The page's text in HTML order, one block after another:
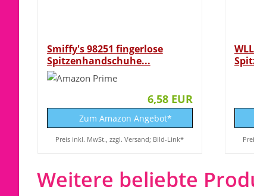
Smiffy's 98251 fingerlose
Spitzenhandschuhe...
6,58 EUR
Zum Amazon Angebot*
Preis inkl. MwSt., zzgl. Versand; Bild-Link*
Weitere beliebte